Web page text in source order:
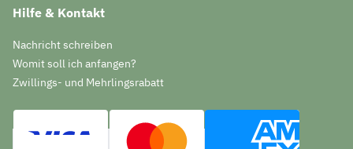
Hilfe & Kontakt
Nachricht schreiben
Womit soll ich anfangen?
Zwillings- und Mehrlingsrabatt